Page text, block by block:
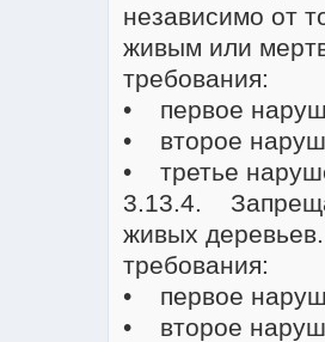
независимо от
живым или
требования:
• первое
• второе
• третье
3.13.4.
живых
требования:
• первое
• второе